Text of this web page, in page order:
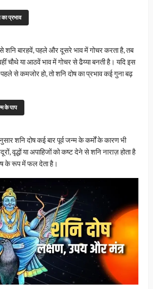
प्रभाव
शनि बारहवें, पहले और दूसरे भाव में गोचर करता है, तब
चौथे या आठवें भाव में गोचर से ढैय्या बनती है। यदि इस
से कमजोर हो, तो शनि दोष का प्रभाव कई गुना बढ़
के पाप
शनि दोष कई बार पूर्व जन्म के कर्मों के कारण भी
वृद्धों या अपाहिजों को कष्ट देने से शनि नाराज़ होता है
के रूप में फल देता है।